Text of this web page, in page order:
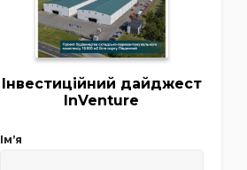
Інвестиційний дайджест
InVenture
Імʼя